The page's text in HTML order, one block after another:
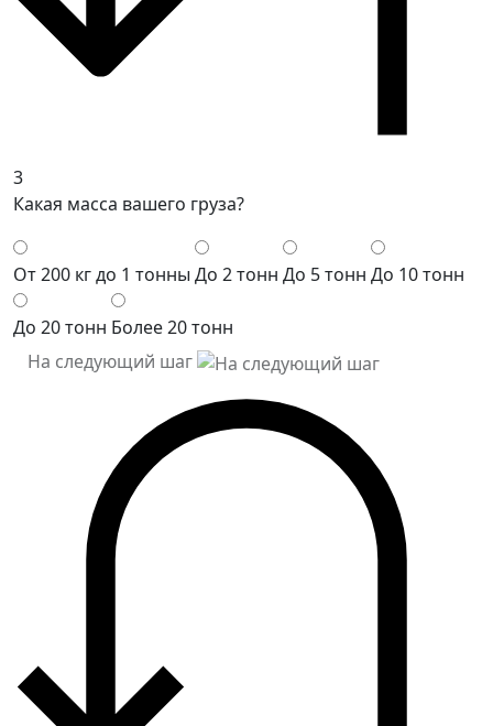
3
Какая масса вашего груза?
От 200 кг до 1 тонны До 2 тонн До 5 тонн До 10 тонн
До 20 тонн Более 20 тонн
На следующий шаг